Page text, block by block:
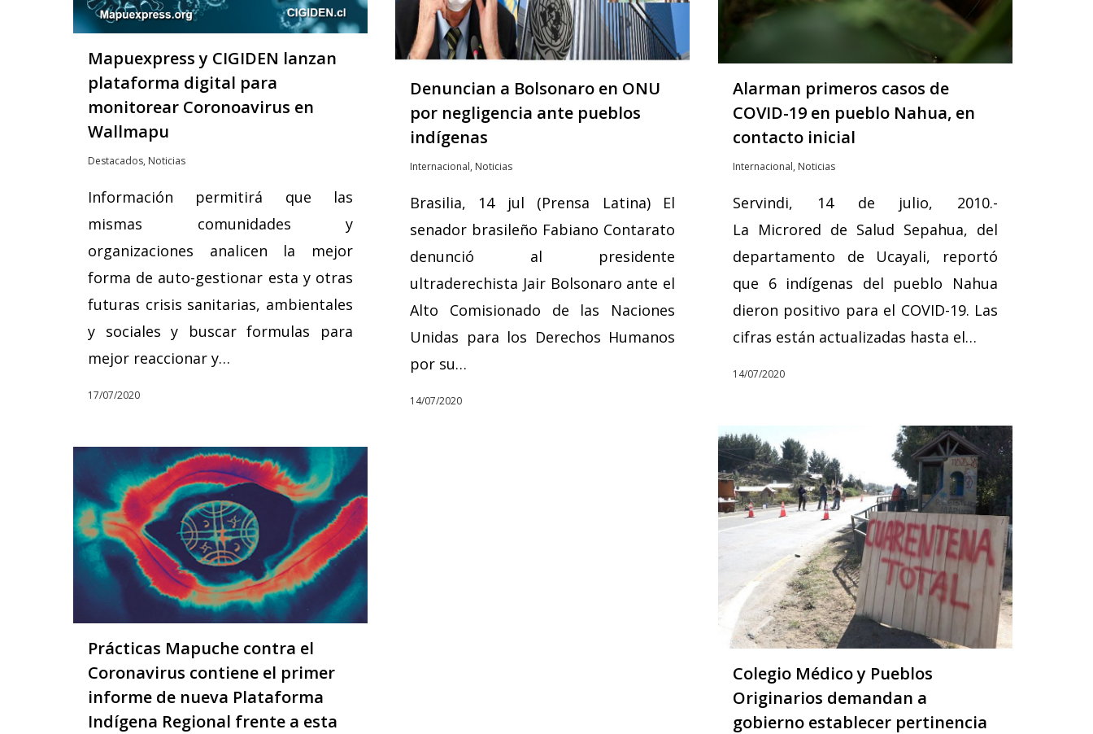
Hit enter to search or ESC to close
Mapuexpress y CIGIDEN lanzan
plataforma digital para
monitorear Coronoavirus en
Wallmapu
Destacados, Noticias
Información permitirá que las
mismas comunidades y
organizaciones analicen la mejor
forma de auto-gestionar esta y otras
futuras crisis sanitarias, ambientales
y sociales y buscar formulas para
mejor reaccionar y…
17/07/2020
Denuncian a Bolsonaro en ONU
por negligencia ante pueblos
indígenas
Internacional, Noticias
Brasilia, 14 jul (Prensa Latina) El
senador brasileño Fabiano Contarato
denunció al presidente
ultraderechista Jair Bolsonaro ante el
Alto Comisionado de las Naciones
Unidas para los Derechos Humanos
por su…
14/07/2020
Alarman primeros casos de
COVID-19 en pueblo Nahua, en
contacto inicial
Internacional, Noticias
Servindi, 14 de julio, 2010.-
La Microred de Salud Sepahua, del
departamento de Ucayali, reportó
que 6 indígenas del pueblo Nahua
dieron positivo para el COVID-19. Las
cifras están actualizadas hasta el…
14/07/2020
Colegio Médico y Pueblos
Originarios demandan a
gobierno establecer pertinencia
Prácticas Mapuche contra el
Coronavirus contiene el primer
informe de nueva Plataforma
Indígena Regional frente a esta